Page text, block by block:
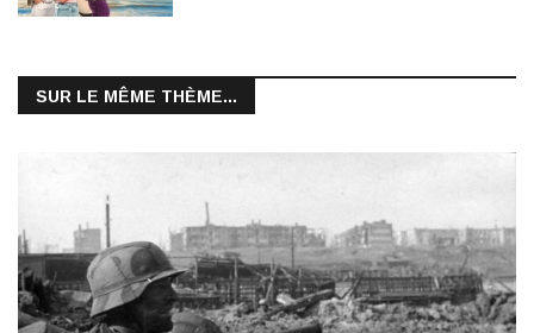
SUR LE MÊME THÈME...